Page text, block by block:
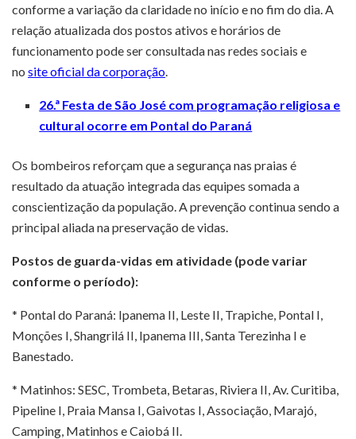
conforme a variação da claridade no início e no fim do dia. A
relação atualizada dos postos ativos e horários de
funcionamento pode ser consultada nas redes sociais e
no site oficial da corporação
26.ª Festa de São José com programação religiosa e
cultural ocorre em Pontal do Paraná
Os bombeiros reforçam que a segurança nas praias é
resultado da atuação integrada das equipes somada a
conscientização da população. A prevenção continua sendo a
principal aliada na preservação de vidas.
Postos de guarda-vidas em atividade (pode variar
conforme o período):
* Pontal do Paraná: Ipanema II, Leste II, Trapiche, Pontal I,
Monções I, Shangrilá II, Ipanema III, Santa Terezinha I e
Banestado.
* Matinhos: SESC, Trombeta, Betaras, Riviera II, Av. Curitiba,
Pipeline I, Praia Mansa I, Gaivotas I, Associação, Marajó,
Camping, Matinhos e Caiobá II.